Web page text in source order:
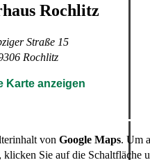
Rochlitz
Straße 15
Rochlitz
Karte anzeigen
von Google Maps. Um
Sie auf die Schaltfläche